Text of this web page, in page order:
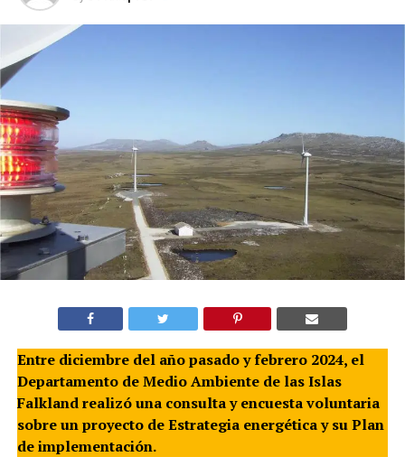
Entre diciembre del año pasado y febrero 2024, el
Departamento de Medio Ambiente de las Islas
Falkland realizó una consulta y encuesta voluntaria
sobre un proyecto de Estrategia energética y su Plan
de implementación.